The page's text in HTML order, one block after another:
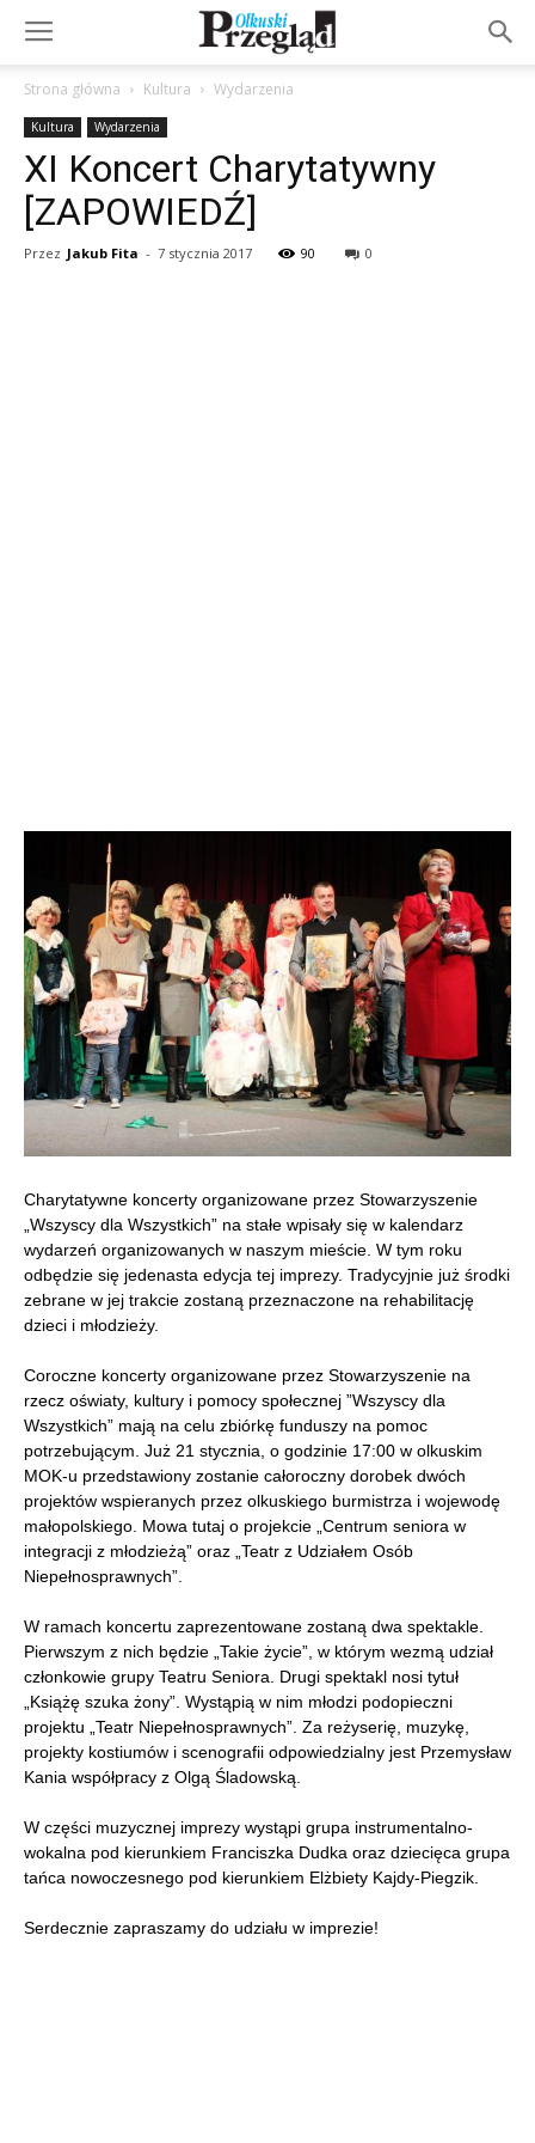
Strona główna Kultura Wydarzenia
Kultura Wydarzenia
XI Koncert Charytatywny
[ZAPOWIEDŹ]
Przez Jakub Fita - 7 stycznia 2017 90 0
Charytatywne koncerty organizowane przez Stowarzyszenie
„Wszyscy dla Wszystkich” na stałe wpisały się w kalendarz
wydarzeń organizowanych w naszym mieście. W tym roku
odbędzie się jedenasta edycja tej imprezy. Tradycyjnie już środki
zebrane w jej trakcie zostaną przeznaczone na rehabilitację
dzieci i młodzieży.
Coroczne koncerty organizowane przez Stowarzyszenie na
rzecz oświaty, kultury i pomocy społecznej ”Wszyscy dla
Wszystkich” mają na celu zbiórkę funduszy na pomoc
potrzebującym. Już 21 stycznia, o godzinie 17:00 w olkuskim
MOK-u przedstawiony zostanie całoroczny dorobek dwóch
projektów wspieranych przez olkuskiego burmistrza i wojewodę
małopolskiego. Mowa tutaj o projekcie „Centrum seniora w
integracji z młodzieżą” oraz „Teatr z Udziałem Osób
Niepełnosprawnych”.
W ramach koncertu zaprezentowane zostaną dwa spektakle.
Pierwszym z nich będzie „Takie życie”, w którym wezmą udział
członkowie grupy Teatru Seniora. Drugi spektakl nosi tytuł
„Książę szuka żony”. Wystąpią w nim młodzi podopieczni
projektu „Teatr Niepełnosprawnych”. Za reżyserię, muzykę,
projekty kostiumów i scenografii odpowiedzialny jest Przemysław
Kania współpracy z Olgą Śladowską.
W części muzycznej imprezy wystąpi grupa instrumentalno-
wokalna pod kierunkiem Franciszka Dudka oraz dziecięca grupa
tańca nowoczesnego pod kierunkiem Elżbiety Kajdy-Piegzik.
Serdecznie zapraszamy do udziału w imprezie!